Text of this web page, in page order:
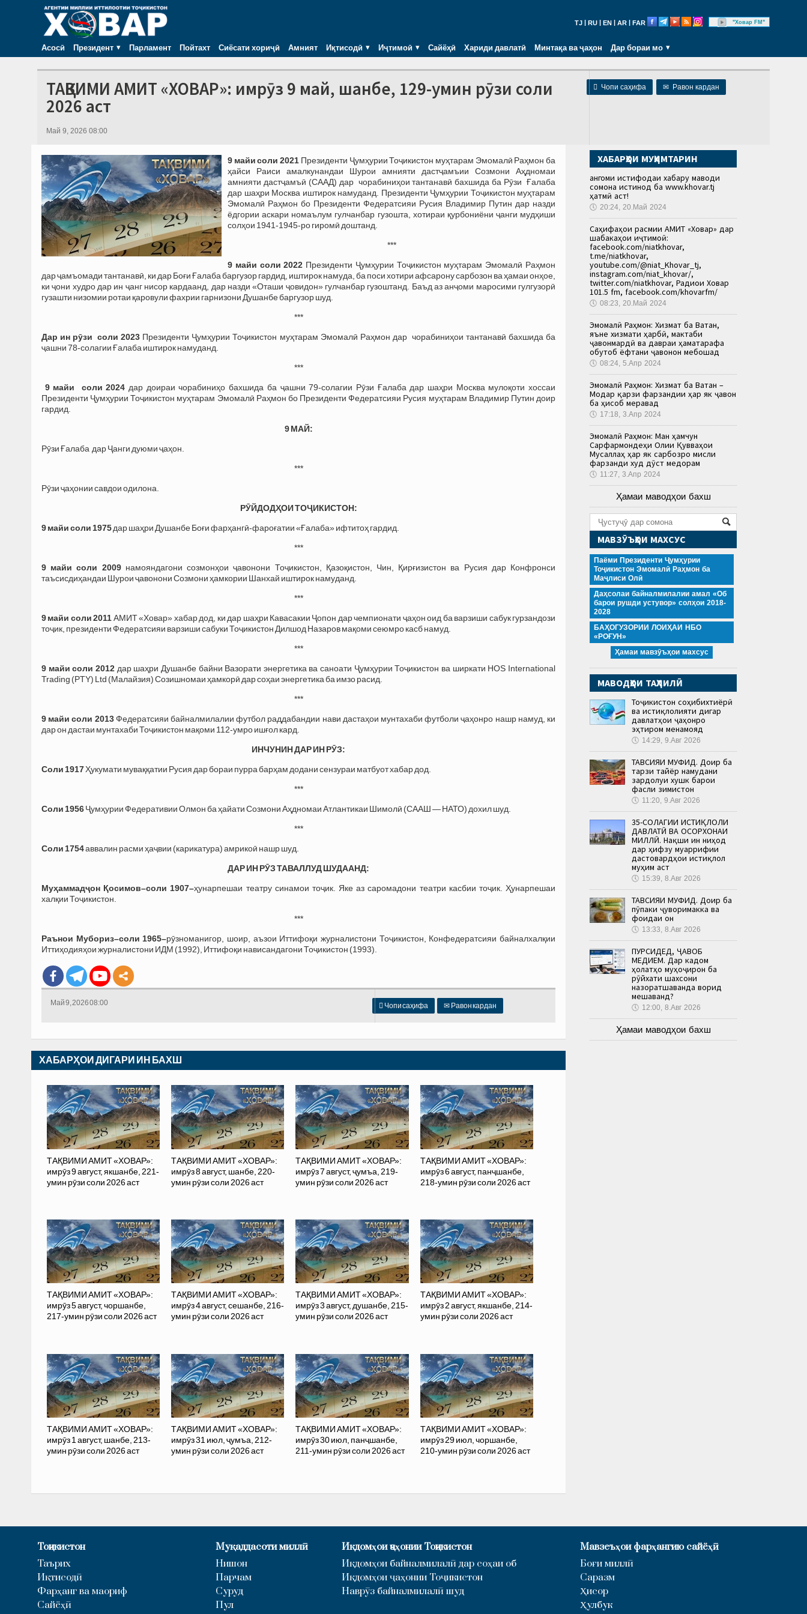
TJ RU EN AR FAR "Ховар FM"
Асосӣ Президент Парламент Пойтахт Сиёсати хориҷӣ Амният Иқтисодӣ Иҷтимоӣ Сайёҳӣ Хариди давлатӣ Минтақа ва ҷаҳон Дар бораи мо
 Чопи саҳифа ✉ Равон кардан
ТАҚВИМИ АМИТ «ХОВАР»: имрӯз 9 май, шанбе, 129-умин рӯзи соли
2026 аст
Май 9, 2026 08:00
9 майи соли 2021 Президенти Ҷумҳурии Тоҷикистон муҳтарам Эмомалӣ Раҳмон ба
ҳайси Раиси амалкунандаи Шурои амнияти дастҷамъии Созмони Аҳдномаи
амнияти дастҷамъӣ (СААД) дар чорабиниҳои тантанавӣ бахшида ба Рӯзи Ғалаба
дар шаҳри Москва иштирок намуданд. Президенти Ҷумҳурии Тоҷикистон муҳтарам
Эмомалӣ Раҳмон бо Президенти Федератсияи Русия Владимир Путин дар назди
ёдгории аскари номаълум гулчанбар гузошта, хотираи қурбониёни ҷанги мудҳиши
солҳои 1941-1945-ро гиромӣ доштанд.
***
9 майи соли 2022 Президенти Ҷумҳурии Тоҷикистон муҳтарам Эмомалӣ Раҳмон
дар ҷамъомади тантанавӣ, ки дар Боғи Ғалаба баргузор гардид, иштирок намуда, ба поси хотири афсарону сарбозон ва ҳамаи онҳое,
ки ҷони худро дар ин ҷанг нисор кардаанд, дар назди «Оташи ҷовидон» гулчанбар гузоштанд. Баъд аз анҷоми маросими гулгузорӣ
гузашти низомии ротаи қаровули фахрии гарнизони Душанбе баргузор шуд.
***
Дар ин рӯзи соли 2023 Президенти Ҷумҳурии Тоҷикистон муҳтарам Эмомалӣ Раҳмон дар чорабиниҳои тантанавӣ бахшида ба
ҷашни 78-солагии Ғалаба иштирок намуданд.
***
9 майи соли 2024 дар доираи чорабиниҳо бахшида ба ҷашни 79-солагии Рӯзи Ғалаба дар шаҳри Москва мулоқоти хоссаи
Президенти Ҷумҳурии Тоҷикистон муҳтарам Эмомалӣ Раҳмон бо Президенти Федератсияи Русия муҳтарам Владимир Путин доир
гардид.
9 МАЙ:
Рӯзи Ғалаба дар Ҷанги дуюми ҷаҳон.
***
Рӯзи ҷаҳонии савдои одилона.
РӮЙДОДҲОИ ТОҶИКИСТОН:
9 майи соли 1975дар шаҳри Душанбе Боғи фарҳангӣ-фароғатии «Ғалаба» ифтитоҳ гардид.
***
9 майи соли 2009намояндагони созмонҳои ҷавонони Тоҷикистон, Қазоқистон, Чин, Қирғизистон ва Русия дар Конфронси
таъсисдиҳандаи Шурои ҷавонони Созмони ҳамкории Шанхай иштирок намуданд.
***
9 майи соли 2011АМИТ «Ховар» хабар дод, ки дар шаҳри Кавасакии Ҷопон дар чемпионати ҷаҳон оид ба варзиши сабук гурзандози
тоҷик, президенти Федератсияи варзиши сабуки Тоҷикистон Дилшод Назаров мақоми сеюмро касб намуд.
***
9 майи соли 2012дар шаҳри Душанбе байни Вазорати энергетика ва саноати Ҷумҳурии Тоҷикистон ва ширкати HOS International
Trading (PTY) Ltd (Малайзия) Созишномаи ҳамкорӣ дар соҳаи энергетика ба имзо расид.
***
9 майи соли 2013Федератсияи байналмилалии футбол раддабандии нави дастаҳои мунтахаби футболи ҷаҳонро нашр намуд, ки
дар он дастаи мунтахаби Тоҷикистон мақоми 112-умро ишғол кард.
ИНЧУНИН ДАР ИН РӮЗ:
Соли 1917Ҳукумати муваққатии Русия дар бораи пурра барҳам додани сензураи матбуот хабар дод.
***
Соли 1956Ҷумҳурии Федеративии Олмон ба ҳайати Созмони Аҳдномаи Атлантикаи Шимолӣ (СААШ — НАТО) дохил шуд.
***
Соли 1754аввалин расми ҳаҷвии (карикатура) амрикоӣ нашр шуд.
ДАР ИН РӮЗ ТАВАЛЛУД ШУДААНД:
Муҳаммадҷон Қосимов–соли 1907–ҳунарпешаи театру синамои тоҷик. Яке аз саромадони театри касбии тоҷик. Ҳунарпешаи
халқии Тоҷикистон.
***
Раънои Мубориз–соли 1965–рӯзноманигор, шоир, аъзои Иттифоқи журналистони Тоҷикистон, Конфедератсияи байналхалқии
Иттиҳодияҳои журналистони ИДМ (1992), Иттифоқи нависандагони Тоҷикистон (1993).
 Чопи саҳифа ✉ Равон кардан
Май 9, 2026 08:00
ХАБАРҲОИ ДИГАРИ ИН БАХШ
ТАҚВИМИ АМИТ «ХОВАР»:
имрӯз 9 август, якшанбе, 221-
умин рӯзи соли 2026 аст
ТАҚВИМИ АМИТ «ХОВАР»:
имрӯз 8 август, шанбе, 220-
умин рӯзи соли 2026 аст
ТАҚВИМИ АМИТ «ХОВАР»:
имрӯз 7 август, ҷумъа, 219-
умин рӯзи соли 2026 аст
ТАҚВИМИ АМИТ «ХОВАР»:
имрӯз 6 август, панҷшанбе,
218-умин рӯзи соли 2026 аст
ТАҚВИМИ АМИТ «ХОВАР»:
имрӯз 5 август, чоршанбе,
217-умин рӯзи соли 2026 аст
ТАҚВИМИ АМИТ «ХОВАР»:
имрӯз 4 август, сешанбе, 216-
умин рӯзи соли 2026 аст
ТАҚВИМИ АМИТ «ХОВАР»:
имрӯз 3 август, душанбе, 215-
умин рӯзи соли 2026 аст
ТАҚВИМИ АМИТ «ХОВАР»:
имрӯз 2 август, якшанбе, 214-
умин рӯзи соли 2026 аст
ТАҚВИМИ АМИТ «ХОВАР»:
имрӯз 1 август, шанбе, 213-
умин рӯзи соли 2026 аст
ТАҚВИМИ АМИТ «ХОВАР»:
имрӯз 31 июл, ҷумъа, 212-
умин рӯзи соли 2026 аст
ТАҚВИМИ АМИТ «ХОВАР»:
имрӯз 30 июл, панҷшанбе,
211-умин рӯзи соли 2026 аст
ТАҚВИМИ АМИТ «ХОВАР»:
имрӯз 29 июл, чоршанбе,
210-умин рӯзи соли 2026 аст
ХАБАРҲОИ МУҲИМТАРИН
Ҳангоми истифодаи хабару маводи
сомона истинод ба www.khovar.tj
ҳатмӣ аст!
🕔 20:24, 20.Май 2024
Саҳифаҳои расмии АМИТ «Ховар» дар
шабакаҳои иҷтимоӣ:
facebook.com/niatkhovar,
t.me/niatkhovar,
youtube.com/@niat_Khovar_tj,
instagram.com/niat_khovar/,
twitter.com/niatkhovar, Радиои Ховар
101.5 fm, facebook.com/khovarfm/
🕔 08:23, 20.Май 2024
Эмомалӣ Раҳмон: Хизмат ба Ватан,
яъне хизмати ҳарбӣ, мактаби
ҷавонмардӣ ва давраи ҳаматарафа
обутоб ёфтани ҷавонон мебошад
🕔 08:24, 5.Апр 2024
Эмомалӣ Раҳмон: Хизмат ба Ватан –
Модар қарзи фарзандии ҳар як ҷавон
ба ҳисоб меравад
🕔 17:18, 3.Апр 2024
Эмомалӣ Раҳмон: Ман ҳамчун
Сарфармондеҳи Олии Қувваҳои
Мусаллаҳ ҳар як сарбозро мисли
фарзанди худ дӯст медорам
🕔 11:27, 3.Апр 2024
Ҳамаи маводҳои бахш
МАВЗӮЪҲОИ МАХСУС
Паёми Президенти Ҷумҳурии
Тоҷикистон Эмомалӣ Раҳмон ба
Маҷлиси Олӣ
Даҳсолаи байналмилалии амал «Об
барои рушди устувор» солҳои 2018-
2028
БАҲОГУЗОРИИ ЛОИҲАИ НБО
«РОҒУН»
Ҳамаи мавзӯъҳои махсус
МАВОДҲОИ ТАҲЛИЛӢ
Тоҷикистон соҳибихтиёрӣ
ва истиқлолияти дигар
давлатҳои ҷаҳонро
эҳтиром менамояд
🕔 14:29, 9.Авг 2026
ТАВСИЯИ МУФИД. Доир ба
тарзи тайёр намудани
зардолуи хушк барои
фасли зимистон
🕔 11:20, 9.Авг 2026
35-СОЛАГИИ ИСТИҚЛОЛИ
ДАВЛАТӢ ВА ОСОРХОНАИ
МИЛЛӢ. Нақши ин ниҳод
дар ҳифзу муаррифии
дастовардҳои истиқлол
муҳим аст
🕔 15:39, 8.Авг 2026
ТАВСИЯИ МУФИД. Доир ба
пӯпаки ҷуворимакка ва
фоидаи он
🕔 13:33, 8.Авг 2026
ПУРСИДЕД, ҶАВОБ
МЕДИҲЕМ. Дар кадом
ҳолатҳо муҳоҷирон ба
рӯйхати шахсони
назоратшаванда ворид
мешаванд?
🕔 12:00, 8.Авг 2026
Ҳамаи маводҳои бахш
Тоҷикистон
Таърих
Иқтисодӣ
Фарҳанг ва маориф
Сайёҳӣ
Муқаддасоти миллӣ
Нишон
Парчам
Суруд
Пул
Иқдомҳои ҷаҳонии Тоҷикистон
Иқдомҳои байналмилалӣ дар соҳаи об
Иқдомҳои ҷаҳонии Тоҷикистон
Наврӯз байналмилалӣ шуд
Мавзеъҳои фарҳангию сайёҳӣ
Боғи миллӣ
Саразм
Ҳисор
Ҳулбук